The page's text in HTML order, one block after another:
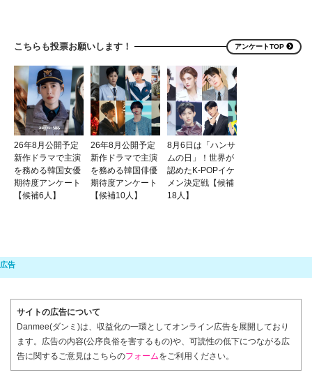
こちらも投票お願いします！ アンケートTOP
26年8月公開予定
新作ドラマで主演
を務める韓国女優
期待度アンケート
【候補6人】
26年8月公開予定
新作ドラマで主演
を務める韓国俳優
期待度アンケート
【候補10人】
8月6日は「ハンサ
ムの日」！世界が
認めたK-POPイケ
メン決定戦【候補
18人】
サイトの広告について
Danmee(ダンミ)は、収益化の一環としてオンライン広告を展開しており
ます。広告の内容(公序良俗を害するもの)や、可読性の低下につながる広
告に関するご意見はこちらのフォームをご利用ください。